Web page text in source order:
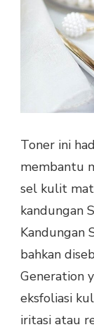
Toner ini
membantu
sel kulit
kandungan
Kandungan
bahkan
Generation
eksfoliasi
iritasi atau